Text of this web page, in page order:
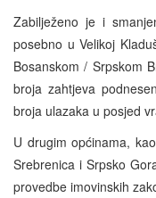
Zabilježeno je i
posebno u Velikoj
Bosanskom / Srpskom
broja zahtjeva
broja ulazaka u posjed
U drugim općinama,
Srebrenica i Srpsko
provedbe imovinskih